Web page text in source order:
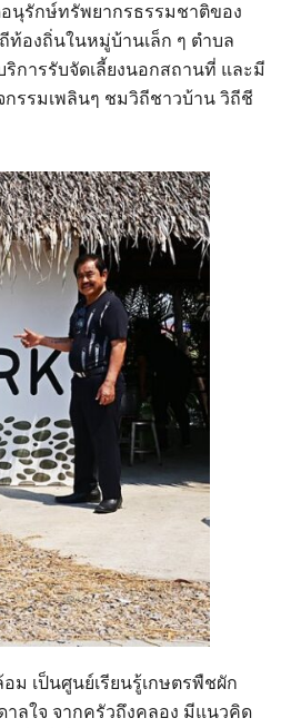
นุรักษ์ทรัพยากรธรรมชาติของ
ท้องถิ่นในหมู่บ้านเล็ก ๆ ตำบล
การรับจัดเลี้ยงนอกสถานที่ และมี
รรมเพลินๆ ชมวิถีชาวบ้าน วิถีชี
ม เป็นศูนย์เรียนรู้เกษตรพืชผัก
าลใจ จากครัวถึงคลอง มีแนวคิด